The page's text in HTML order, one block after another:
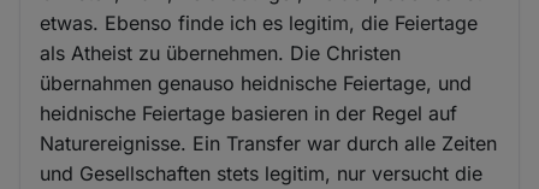
etwas. Ebenso finde ich es legitim, die Feiertage
als Atheist zu übernehmen. Die Christen
übernahmen genauso heidnische Feiertage, und
heidnische Feiertage basieren in der Regel auf
Naturereignisse. Ein Transfer war durch alle Zeiten
und Gesellschaften stets legitim, nur versucht die